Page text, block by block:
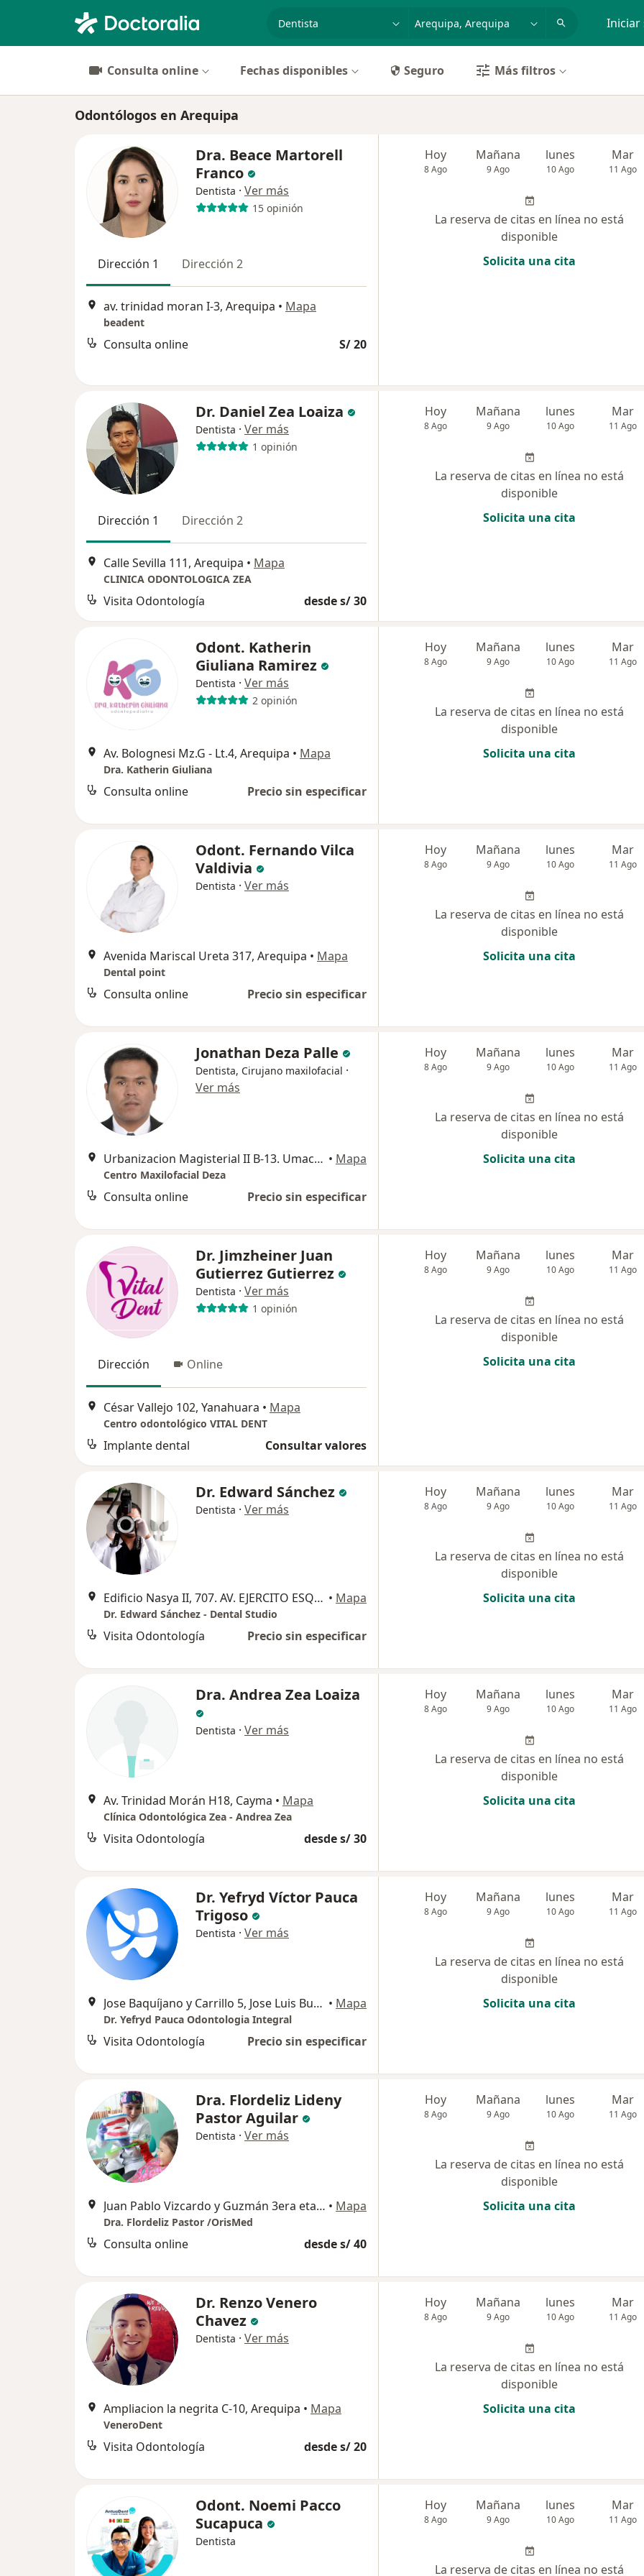
Iniciar
Consulta online Fechas disponibles Seguro Más filtros
Odontólogos en Arequipa
Dra. Beace Martorell
Franco
Dentista · Ver más
15 opinión
Dirección 1 Dirección 2
av. trinidad moran I-3, Arequipa • Mapa
beadent
Consulta online S/ 20
Hoy
8 Ago
Mañana
9 Ago
lunes
10 Ago
Mar
11 Ago
La reserva de citas en línea no está
disponible
Solicita una cita
Dr. Daniel Zea Loaiza
Dentista · Ver más
1 opinión
Dirección 1 Dirección 2
Calle Sevilla 111, Arequipa • Mapa
CLINICA ODONTOLOGICA ZEA
Visita Odontología desde s/ 30
Hoy
8 Ago
Mañana
9 Ago
lunes
10 Ago
Mar
11 Ago
La reserva de citas en línea no está
disponible
Solicita una cita
Odont. Katherin
Giuliana Ramirez
Dentista · Ver más
2 opinión
Av. Bolognesi Mz.G - Lt.4, Arequipa • Mapa
Dra. Katherin Giuliana
Consulta online Precio sin especificar
Hoy
8 Ago
Mañana
9 Ago
lunes
10 Ago
Mar
11 Ago
La reserva de citas en línea no está
disponible
Solicita una cita
Odont. Fernando Vilca
Valdivia
Dentista · Ver más
Avenida Mariscal Ureta 317, Arequipa • Mapa
Dental point
Consulta online Precio sin especificar
Hoy
8 Ago
Mañana
9 Ago
lunes
10 Ago
Mar
11 Ago
La reserva de citas en línea no está
disponible
Solicita una cita
Jonathan Deza Palle
Dentista, Cirujano maxilofacial ·
Ver más
Urbanizacion Magisterial II B-13. Umacollo, Arequipa • Mapa
Centro Maxilofacial Deza
Consulta online Precio sin especificar
Hoy
8 Ago
Mañana
9 Ago
lunes
10 Ago
Mar
11 Ago
La reserva de citas en línea no está
disponible
Solicita una cita
Dr. Jimzheiner Juan
Gutierrez Gutierrez
Dentista · Ver más
1 opinión
Dirección Online
César Vallejo 102, Yanahuara • Mapa
Centro odontológico VITAL DENT
Implante dental Consultar valores
Hoy
8 Ago
Mañana
9 Ago
lunes
10 Ago
Mar
11 Ago
La reserva de citas en línea no está
disponible
Solicita una cita
Dr. Edward Sánchez
Dentista · Ver más
Edificio Nasya II, 707. AV. EJERCITO ESQUINA CON CALLE LIMA, Yanahuara • Mapa
Dr. Edward Sánchez - Dental Studio
Visita Odontología Precio sin especificar
Hoy
8 Ago
Mañana
9 Ago
lunes
10 Ago
Mar
11 Ago
La reserva de citas en línea no está
disponible
Solicita una cita
Dra. Andrea Zea Loaiza
Dentista · Ver más
Av. Trinidad Morán H18, Cayma • Mapa
Clínica Odontológica Zea - Andrea Zea
Visita Odontología desde s/ 30
Hoy
8 Ago
Mañana
9 Ago
lunes
10 Ago
Mar
11 Ago
La reserva de citas en línea no está
disponible
Solicita una cita
Dr. Yefryd Víctor Pauca
Trigoso
Dentista · Ver más
Jose Baquíjano y Carrillo 5, Jose Luis Bustamante y Rivero • Mapa
Dr. Yefryd Pauca Odontologia Integral
Visita Odontología Precio sin especificar
Hoy
8 Ago
Mañana
9 Ago
lunes
10 Ago
Mar
11 Ago
La reserva de citas en línea no está
disponible
Solicita una cita
Dra. Flordeliz Lideny
Pastor Aguilar
Dentista · Ver más
Juan Pablo Vizcardo y Guzmán 3era etapa, Arequipa • Mapa
Dra. Flordeliz Pastor /OrisMed
Consulta online desde s/ 40
Hoy
8 Ago
Mañana
9 Ago
lunes
10 Ago
Mar
11 Ago
La reserva de citas en línea no está
disponible
Solicita una cita
Dr. Renzo Venero
Chavez
Dentista · Ver más
Ampliacion la negrita C-10, Arequipa • Mapa
VeneroDent
Visita Odontología desde s/ 20
Hoy
8 Ago
Mañana
9 Ago
lunes
10 Ago
Mar
11 Ago
La reserva de citas en línea no está
disponible
Solicita una cita
Odont. Noemi Pacco
Sucapuca
Dentista
Hoy
8 Ago
Mañana
9 Ago
lunes
10 Ago
Mar
11 Ago
La reserva de citas en línea no está